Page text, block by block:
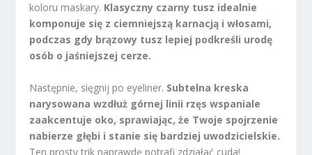
koloru maskary. Klasyczny czarny tusz idealnie
komponuje się z ciemniejszą karnacją i włosami,
podczas gdy brązowy tusz lepiej podkreśli urodę
osób o jaśniejszej cerze.
Następnie, sięgnij po eyeliner. Subtelna kreska
narysowana wzdłuż górnej linii rzęs wspaniale
zaakcentuje oko, sprawiając, że Twoje spojrzenie
nabierze głębi i stanie się bardziej uwodzicielskie.
Ten prosty trik naprawdę potrafi zdziałać cuda!